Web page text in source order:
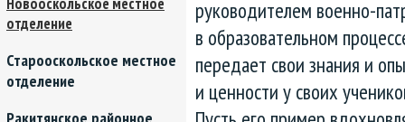
руководителем военно-
в образовательном
передает свои знания и
и ценности у своих
отделение
Старооскольское местное
отделение